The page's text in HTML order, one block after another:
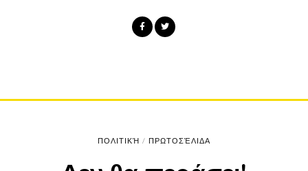
ΠΟΛΙΤΙΚΉ / ΠΡΩΤΟΣΈΛΙΔΑ